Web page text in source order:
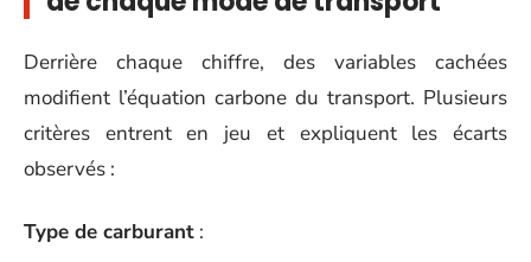
Derrière chaque chiffre, des variables cachées
modifient l’équation carbone du transport. Plusieurs
critères entrent en jeu et expliquent les écarts
observés :
Type de carburant :